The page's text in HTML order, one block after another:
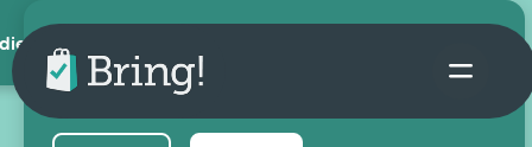
AppThis website uses cookies to ensure you get the
best experience on our website.